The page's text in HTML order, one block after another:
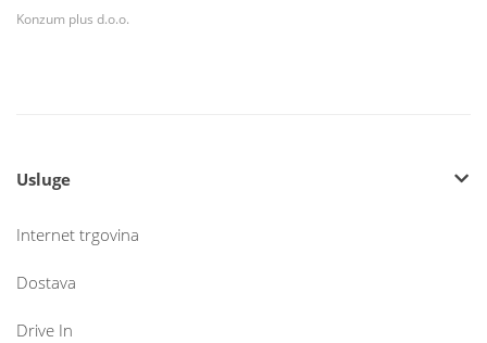
Konzum plus d.o.o.
Usluge
Internet trgovina
Dostava
Drive In